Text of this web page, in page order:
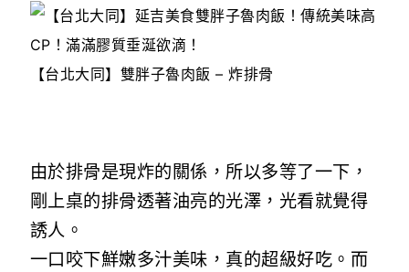
【台北大同】雙胖子魯肉飯 – 炸排骨
由於排骨是現炸的關係，所以多等了一下，
剛上桌的排骨透著油亮的光澤，光看就覺得
誘人。
一口咬下鮮嫩多汁美味，真的超級好吃。而